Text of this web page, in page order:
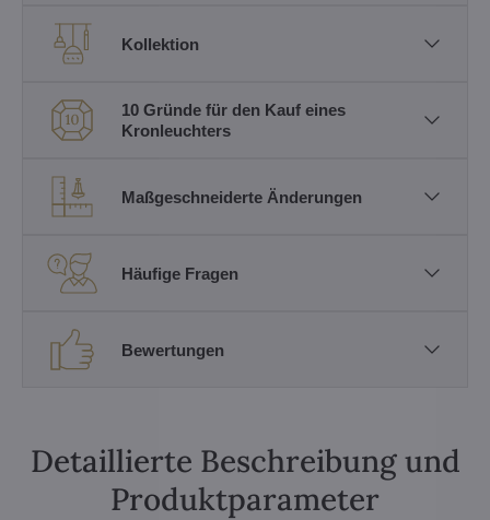
Kollektion
10 Gründe für den Kauf eines
Kronleuchters
Maßgeschneiderte Änderungen
Häufige Fragen
Bewertungen
Detaillierte Beschreibung und
Produktparameter